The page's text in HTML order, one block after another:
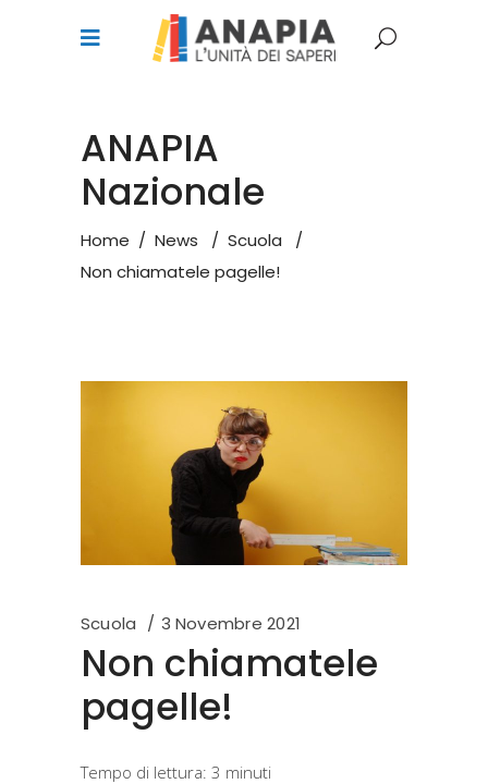
ANAPIA
Nazionale
Home / News / Scuola
/
Non chiamatele pagelle!
Scuola 3 Novembre 2021
Non chiamatele
pagelle!
Tempo di lettura: 3 minuti